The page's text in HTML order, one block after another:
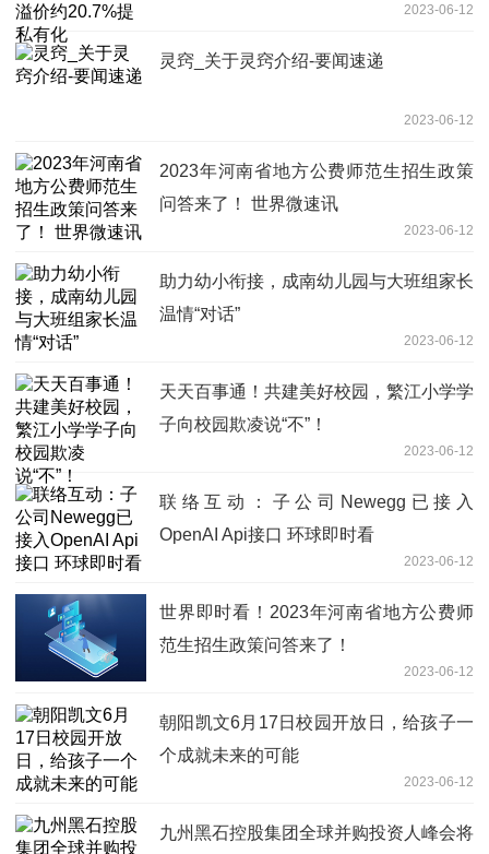
2023-06-12
灵窍_关于灵窍介绍-要闻速递
2023-06-12
2023年河南省地方公费师范生招生政策
问答来了！ 世界微速讯
2023-06-12
助力幼小衔接，成南幼儿园与大班组家长
温情“对话”
2023-06-12
天天百事通！共建美好校园，繁江小学学
子向校园欺凌说“不”！
2023-06-12
联络互动：子公司Newegg已接入
OpenAI Api接口 环球即时看
2023-06-12
世界即时看！2023年河南省地方公费师
范生招生政策问答来了！
2023-06-12
朝阳凯文6月17日校园开放日，给孩子一
个成就未来的可能
2023-06-12
九州黑石控股集团全球并购投资人峰会将